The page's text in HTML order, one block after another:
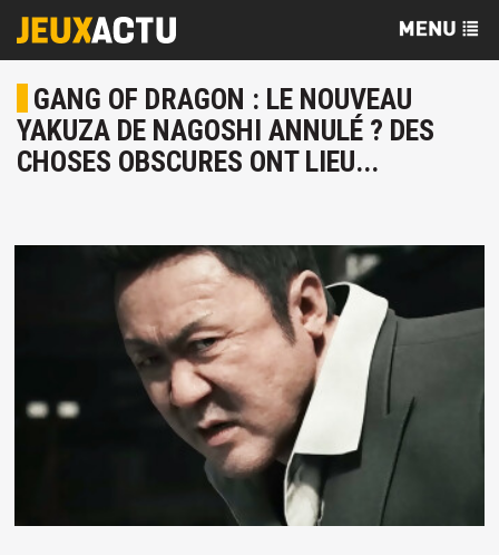
GANG OF DRAGON : LE NOUVEAU
YAKUZA DE NAGOSHI ANNULÉ ? DES
CHOSES OBSCURES ONT LIEU...